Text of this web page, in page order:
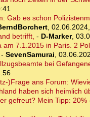
Gab es schon
,
betrifft, - D-Marker,
am 7.1.2015 in Paris. 2
- SevenSamurai,
bei
)Frage ans Forum:
haben sich heimlich
gefreut? Mein Tipp: 20%